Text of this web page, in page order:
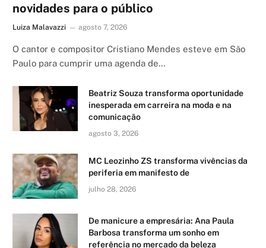
novidades para o público
Luiza Malavazzi agosto 7, 2026
O cantor e compositor Cristiano Mendes esteve em São
Paulo para cumprir uma agenda de…
Beatriz Souza transforma oportunidade
inesperada em carreira na moda e na
comunicação
agosto 3, 2026
MC Leozinho ZS transforma vivências da
periferia em manifesto de
julho 28, 2026
De manicure a empresária: Ana Paula
Barbosa transforma um sonho em
referência no mercado da beleza